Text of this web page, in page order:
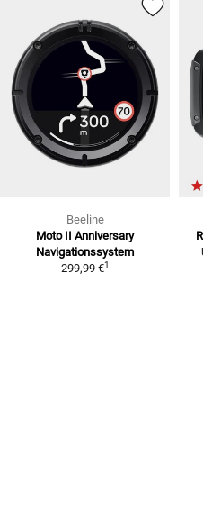
Beeline
Moto II Anniversary
Navigationssystem
299,99 €1